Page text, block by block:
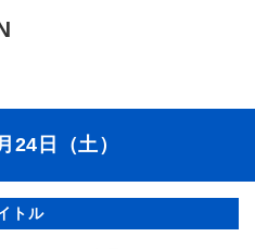
24日（土）
トル